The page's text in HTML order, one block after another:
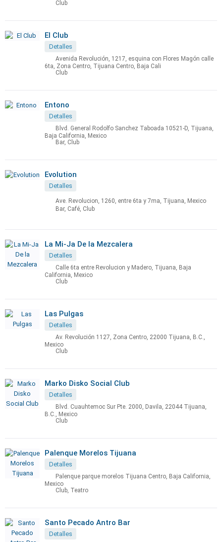
Club
El Club
Detalles
Avenida Revolución, 1217, esquina con Flores Magón calle
6ta, Zona Centro, Tijuana Centro, Baja Cali
Club
Entono
Detalles
Blvd. General Rodolfo Sanchez Taboada 10521-D, Tijuana,
Baja California, Mexico
Bar, Club
Evolution
Detalles
Ave. Revolucion, 1260, entre 6ta y 7ma, Tijuana, Mexico
Bar, Café, Club
La Mi-Ja De la Mezcalera
Detalles
Calle 6ta entre Revolucion y Madero, Tijuana, Baja
California, Mexico
Club
Las Pulgas
Detalles
Av. Revolución 1127, Zona Centro, 22000 Tijuana, B.C.,
Mexico
Club
Marko Disko Social Club
Detalles
Blvd. Cuauhtemoc Sur Pte. 2000, Davila, 22044 Tijuana,
B.C., Mexico
Club
Palenque Morelos Tijuana
Detalles
Palenque parque morelos Tijuana Centro, Baja California,
Mexico
Club, Teatro
Santo Pecado Antro Bar
Detalles